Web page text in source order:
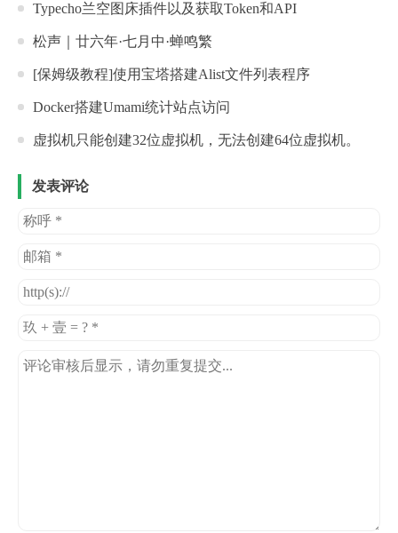
Typecho兰空图床插件以及获取Token和API
松声｜廿六年·七月中·蝉鸣繁
[保姆级教程]使用宝塔搭建Alist文件列表程序
Docker搭建Umami统计站点访问
虚拟机只能创建32位虚拟机，无法创建64位虚拟机。
发表评论